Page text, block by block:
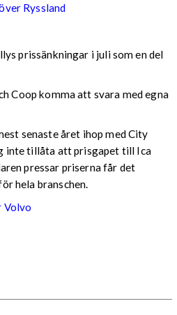
Ryssland
prissänkningar i juli som en del
Coop komma att svara med egna
senaste året ihop med City
inte tillåta att prisgapet till Ica
pressar priserna får det
hela branschen.
Volvo